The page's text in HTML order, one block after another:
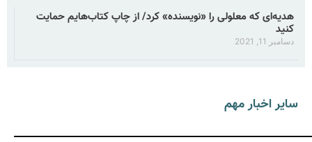
هدیه‌ای که معلولی را «نویسنده» کرد/ از چاپ کتاب‌هایم حمایت
کنید
دسامبر 11, 2021
سایر اخبار مهم